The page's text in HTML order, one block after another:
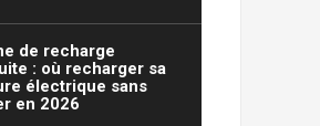
de recharge
: où recharger sa
électrique sans
en 2026